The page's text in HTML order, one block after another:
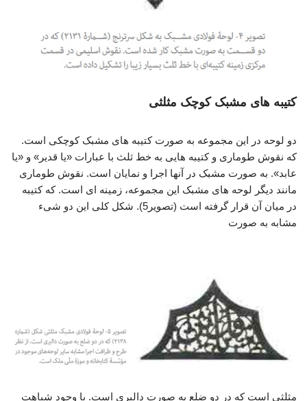
کتیبه های مشبک کوچک مثلثی
دو لوحه در این مجموعه به صورت کتیبه های مشبک کوچکی است.
که نقوش طوماری و کتیبه هایی به خط ثلث با عبارات «یا قدیر» و «یا
عابد». به صورت مشبک در آنها اجرا و نمایان است. نقوش طوماری
مانند دیگر لوحه های مشبک این مجموعه، زمینه ای است. که کتیبه
در میان آن قرار گرفته است (تصویر5). شکل کلی این دو شیء
مشابه به صورت
مثلثی است که در دو ضلع به صورت دالبری است. با وجود شباهت